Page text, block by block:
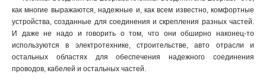
как многие выражаются, надежные и, как всем известно, комфортные
устройства, созданные для соединения и скрепления разных частей.
И даже не надо и говорить о том, что они обширно наконец-то
используются в электротехнике, строительстве, авто отрасли и
остальных областях для обеспечения надежного соединения
проводов, кабелей и остальных частей.